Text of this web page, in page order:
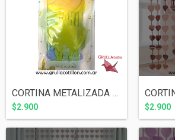
CORTINA METALIZADA CORAZONES PASTEL MULT...
$2.900 $2.900